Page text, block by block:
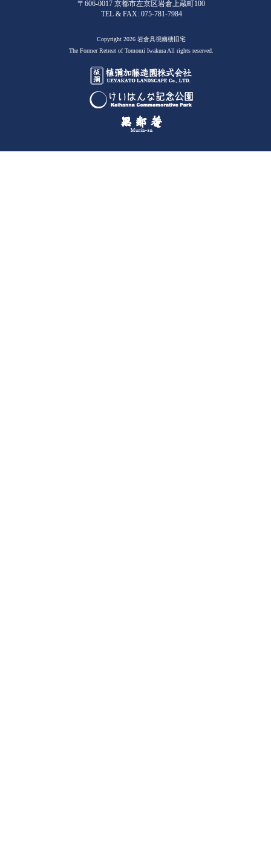
〒606-0017 京都市左京区岩倉上蔵町100
TEL & FAX: 075-781-7984
Copyright 2026 岩倉具視幽棲旧宅
The Former Retreat of Tomomi Iwakura All rights reserved.